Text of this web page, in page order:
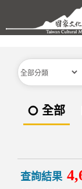
跳到主要內容區
分類
全部
查詢結果